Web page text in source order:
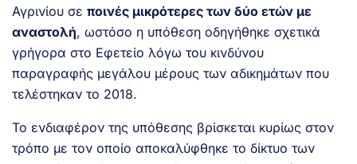
Αγρινίου σε ποινές μικρότερες των δύο ετών με
αναστολή, ωστόσο η υπόθεση οδηγήθηκε σχετικά
γρήγορα στο Εφετείο λόγω του κινδύνου
παραγραφής μεγάλου μέρους των αδικημάτων που
τελέστηκαν το 2018.
Το ενδιαφέρον της υπόθεσης βρίσκεται κυρίως στον
τρόπο με τον οποίο αποκαλύφθηκε το δίκτυο των